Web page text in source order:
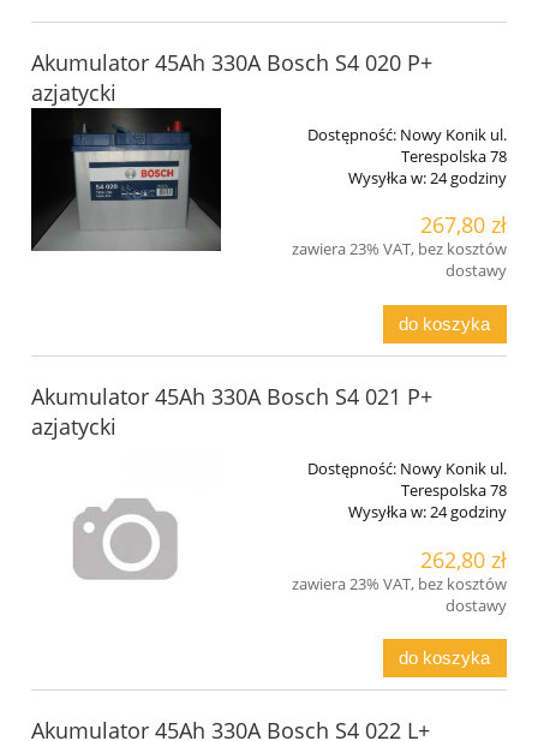
Akumulator 45Ah 330A Bosch S4 020 P+
azjatycki
Dostępność: Nowy Konik ul.
Terespolska 78
Wysyłka w:24 godziny
267,80 zł
zawiera 23% VAT, bez kosztów
dostawy
do koszyka
Akumulator 45Ah 330A Bosch S4 021 P+
azjatycki
Dostępność: Nowy Konik ul.
Terespolska 78
Wysyłka w:24 godziny
262,80 zł
zawiera 23% VAT, bez kosztów
dostawy
do koszyka
Akumulator 45Ah 330A Bosch S4 022 L+